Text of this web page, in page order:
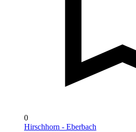
0
Hirschhorn - Eberbach